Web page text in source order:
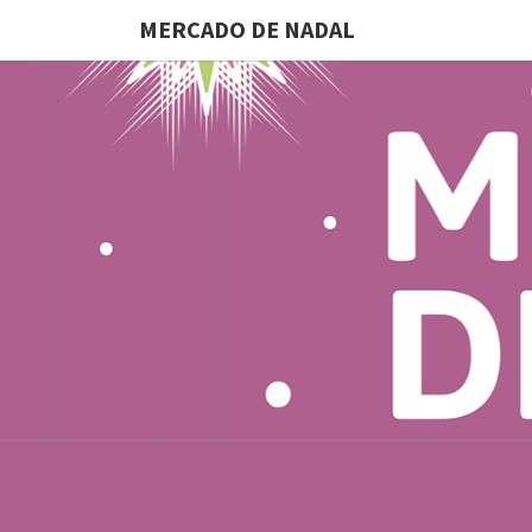
MERCADO DE NADAL